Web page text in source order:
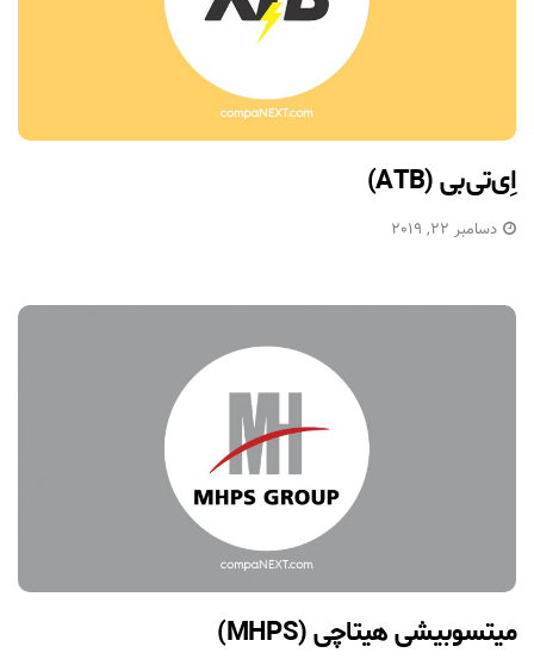
اِی‌تی‌بی (ATB)
دسامبر 22, 2019
میتسوبیشی هیتاچی (MHPS)